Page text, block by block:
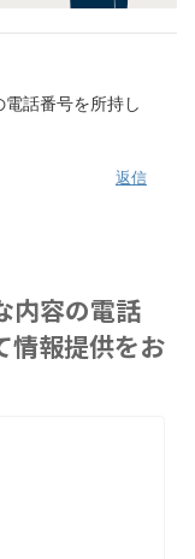
話番号を所持し
返信
内容の電話
情報提供をお